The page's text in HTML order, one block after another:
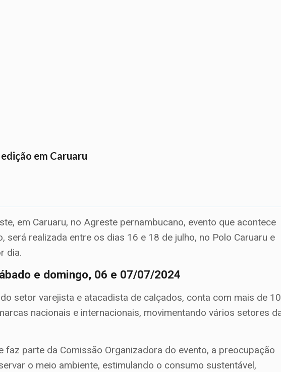
em Caruaru
em Caruaru, no Agreste pernambucano, evento que acontece
será realizada entre os dias 16 e 18 de julho, no Polo Caruaru e
dia.
e domingo, 06 e 07/07/2024
setor varejista e atacadista de calçados, conta com mais de
nacionais e internacionais, movimentando vários setores
faz parte da Comissão Organizadora do evento, a preocupação
o meio ambiente, estimulando o consumo sustentável,